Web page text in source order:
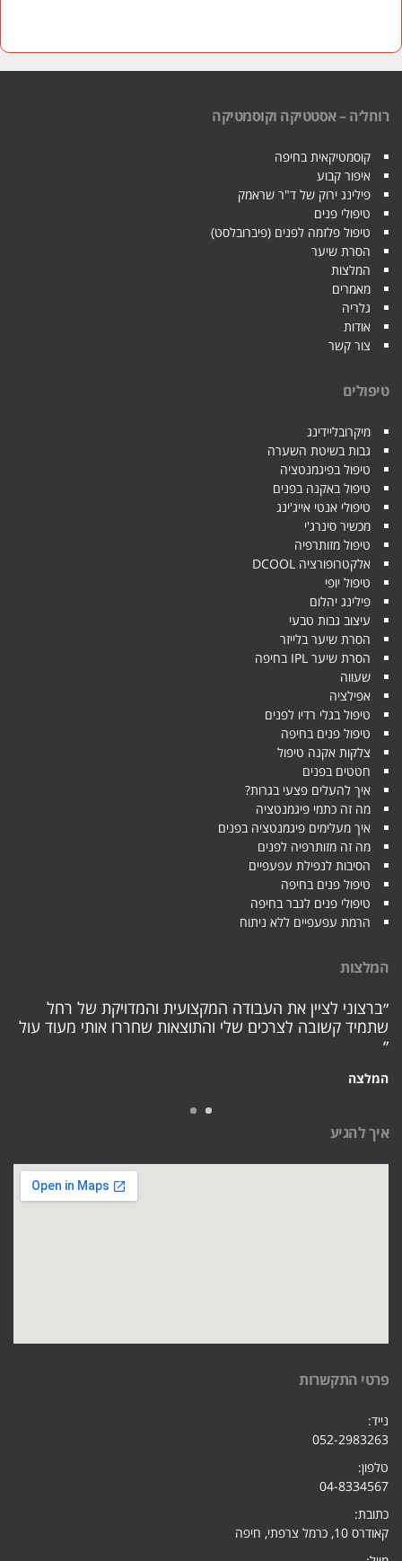
רוחל׳ה – אסטטיקה וקוסמטיקה
קוסמטיקאית בחיפה
איפור קבוע
פילינג ירוק של ד"ר שראמק
טיפולי פנים
טיפול פלזמה לפנים (פיברובלסט)
הסרת שיער
המלצות
מאמרים
גלריה
אודות
צור קשר
טיפולים
מיקרובליידינג
גבות בשיטת השערה
טיפול בפיגמנטציה
טיפול באקנה בפנים
טיפולי אנטי אייג'ינג
מכשיר סינרג'י
טיפול מזותרפיה
אלקטרופורציה DCOOL
טיפול יופי
פילינג יהלום
עיצוב גבות טבעי
הסרת שיער בלייזר
הסרת שיער IPL בחיפה
שעווה
אפילציה
טיפול בגלי רדיו לפנים
טיפול פנים בחיפה
צלקות אקנה טיפול
חטטים בפנים
איך להעלים פצעי בגרות?
מה זה כתמי פיגמנטציה
איך מעלימים פיגמנטציה בפנים
מה זה מזותרפיה לפנים
הסיבות לנפילת עפעפיים
טיפול פנים בחיפה
טיפולי פנים לגבר בחיפה
הרמת עפעפיים ללא ניתוח
המלצות
״ברצוני לציין את העבודה המקצועית והמדויקת של רחל
שתמיד קשובה לצרכים שלי והתוצאות שחררו אותי מעוד עול
״
המלצה
איך להגיע
פרטי התקשרות
נייד:
052-2983263
טלפון:
04-8334567
כתובת:
קאודרס 10, כרמל צרפתי, חיפ
ה